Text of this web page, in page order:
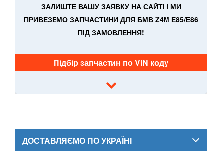
5 Series E39
5 Series E60
5 Series F10
ЗАЛИШТЕ ВАШУ ЗАЯВКУ НА САЙТІ І МИ
ПРИВЕЗЕМО ЗАПЧАСТИНИ ДЛЯ БМВ Z4М Е85/Е86
ПІД ЗАМОВЛЕННЯ!
Підбір запчастин по VIN коду
ДОСТАВЛЯЄМО ПО УКРАЇНІ